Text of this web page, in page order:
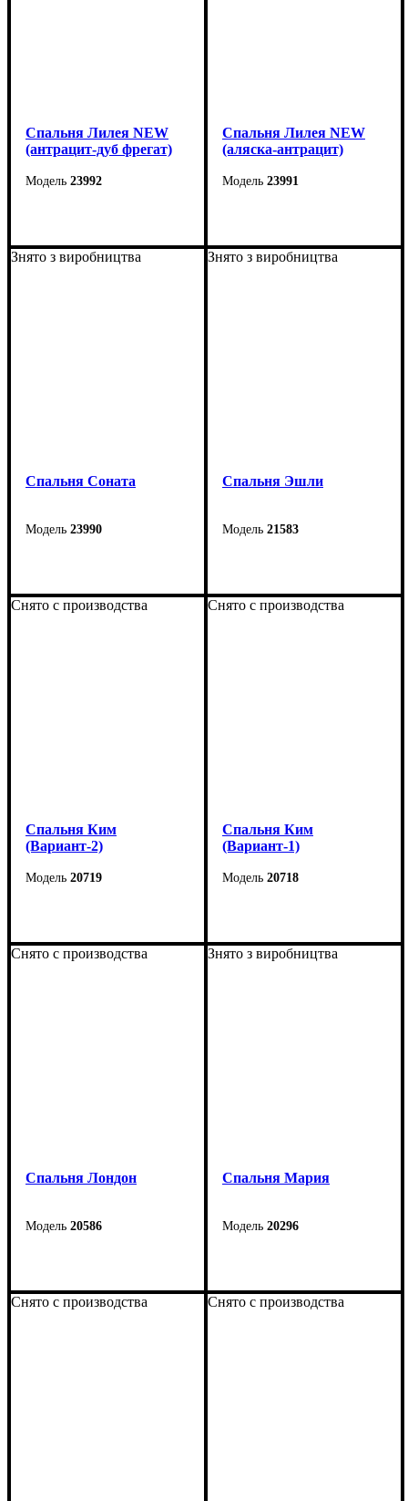
Спальня Лилея NEW
(антрацит-дуб фрегат)
23992
Спальня Лилея NEW
(аляска-антрацит)
23991
Знято з виробництва
Спальня Соната
23990
Знято з виробництва
Спальня Эшли
21583
Снято с производства
Спальня Ким
(Вариант-2)
20719
Снято с производства
Спальня Ким
(Вариант-1)
20718
Снято с производства
Спальня Лондон
20586
Знято з виробництва
Cпальня Мария
20296
Снято с производства Снято с производства